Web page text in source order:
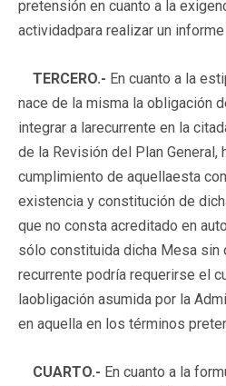
pretensión en cuanto a la
actividadpara realizar un
TERCERO.- En cuanto a la
nace de la misma la obligación
integrar a larecurrente en la
de la Revisión del Plan General,
cumplimiento de aquellaesta
existencia y constitución de
que no consta acreditado en
sólo constituida dicha Mesa sin
recurrente podría requerirse el
laobligación asumida por la
en aquella en los términos
CUARTO.- En cuanto a la